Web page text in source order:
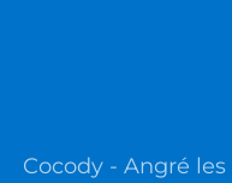
Cocody - Angré